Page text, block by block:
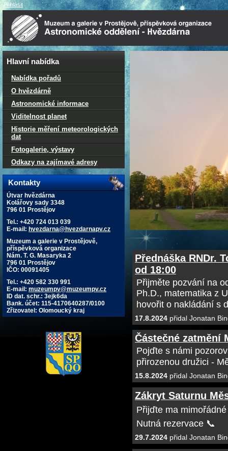
Hlavní nabídka
Nabídka pořadů
O hvězdárně
Astronomické informace
Viditelnost planet
Historie měření meteorologických
dat
Fotogalerie, výstavy
Odkazy na zajímavé adresy
Kontakty
Útvar hvězdárna
Kolářovy sady 3348
796 01 Prostějov
Tel.: +420 724 013 039
E-mail: hvezdarna@hvezdarnapv.cz
Muzeum a galerie v Prostějově,
příspěvková organizace
Nám. T. G. Masaryka 2
796 01 Prostějov
IČO: 00091405
Tel.: +420 582 330 991
E-mail: muzeumpv@muzeumpv.cz
ID dat. schr.: 3ejk6da
Bank. účet: 115-4170640287/0100
Zřizovatel: Olomoucký kraj
Přednáška RNDr.
od 18:00
Přijměte pozvání na
Ph.D., matematika z
hovořit o nakládání s
17.8.2024 přidal Jonatan
Částečné zatmění
Pojďte s námi
přirozenou družici -
15.8.2024 přidal Jonatan
Zákryt Saturnu
Přijďte ma
Nutná rezervace 📞
29.7.2024 přidal Jonatan
Přihlásit